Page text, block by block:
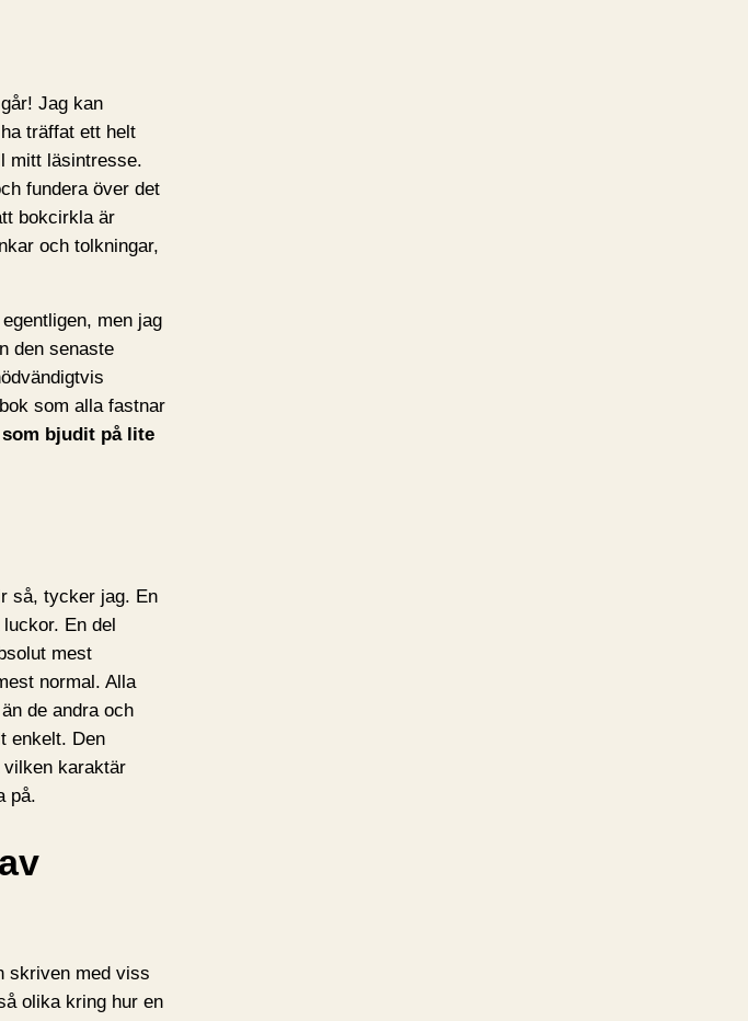
Jag kan
träffat ett helt
mitt läsintresse.
fundera över det
bokcirkla är
och tolkningar,
men jag
den senaste
som alla fastnar
bjudit på lite
så, tycker jag. En
En del
mest
normal. Alla
de andra och
enkelt. Den
vilken karaktär
på.
skriven med viss
olika kring hur en